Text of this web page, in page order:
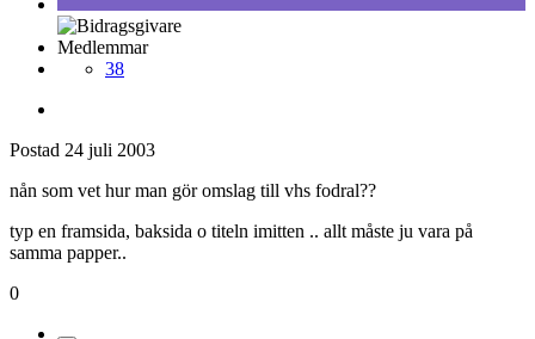
Medlemmar
38
Postad 24 juli 2003
nån som vet hur man gör omslag till vhs fodral??
typ en framsida, baksida o titeln imitten .. allt måste ju vara på
samma papper..
0